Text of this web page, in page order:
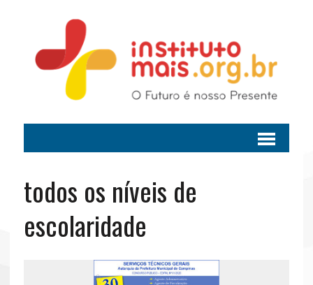
todos os níveis de
escolaridade